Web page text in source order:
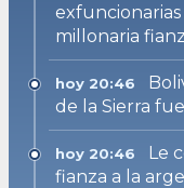
millonaria
hoy 20:46
de la Sierra
hoy 20:46
Le
fianza a la